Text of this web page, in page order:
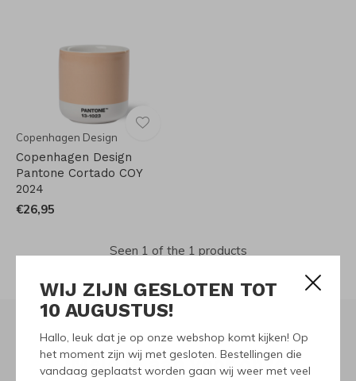
WIJ ZIJN GESLOTEN TOT
10 AUGUSTUS!
Hallo, leuk dat je op onze webshop komt kijken! Op
het moment zijn wij met gesloten. Bestellingen die
vandaag geplaatst worden gaan wij weer met veel
Copenhagen Design
Copenhagen Design
Pantone Cortado COY
2024
€26,95
Seen 1 of the 1 products
Meld je aan voor onze